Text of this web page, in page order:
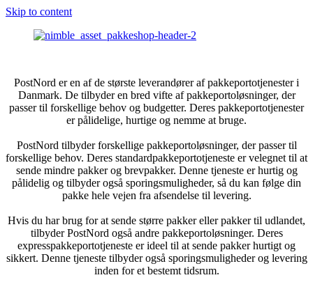
Skip to content
PostNord er en af de største leverandører af pakkeportotjenester i
Danmark. De tilbyder en bred vifte af pakkeportoløsninger, der
passer til forskellige behov og budgetter. Deres pakkeportotjenester
er pålidelige, hurtige og nemme at bruge.
PostNord tilbyder forskellige pakkeportoløsninger, der passer til
forskellige behov. Deres standardpakkeportotjeneste er velegnet til at
sende mindre pakker og brevpakker. Denne tjeneste er hurtig og
pålidelig og tilbyder også sporingsmuligheder, så du kan følge din
pakke hele vejen fra afsendelse til levering.
Hvis du har brug for at sende større pakker eller pakker til udlandet,
tilbyder PostNord også andre pakkeportoløsninger. Deres
expresspakkeportotjeneste er ideel til at sende pakker hurtigt og
sikkert. Denne tjeneste tilbyder også sporingsmuligheder og levering
inden for et bestemt tidsrum.